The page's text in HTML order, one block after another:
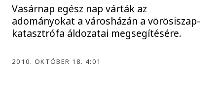
Vasárnap egész nap várták az
adományokat a városházán a vörösiszap-
katasztrófa áldozatai megsegítésére.
2010. OKTÓBER 18. 4:01